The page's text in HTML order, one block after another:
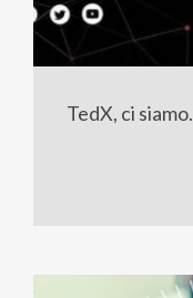
TedX, ci siamo.